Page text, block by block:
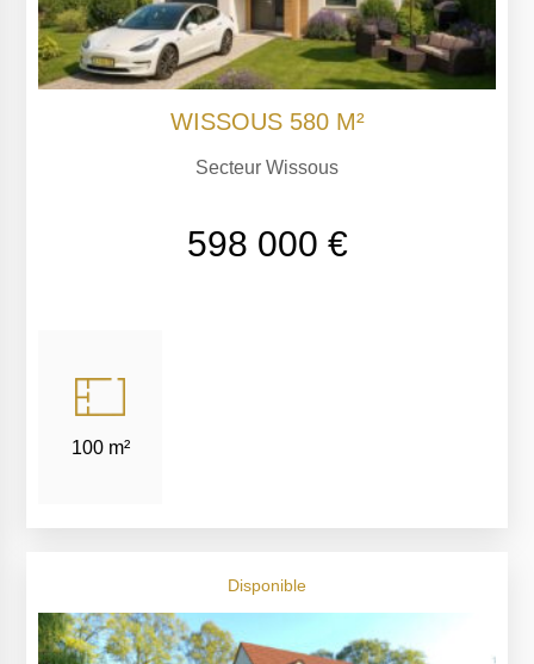
WISSOUS 580 M²
Secteur Wissous
598 000 €
100 m²
Disponible